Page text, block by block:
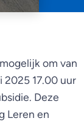
om van
17.00 uur
Deze
Leren en